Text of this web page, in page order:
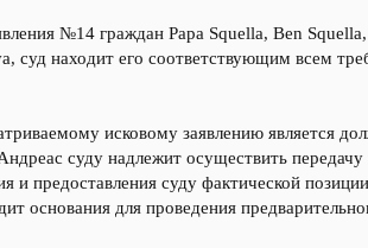
№14 граждан Papa Squella, Ben
суд находит его соответствующим всем
исковому заявлению является
суду надлежит осуществить
и предоставления суду фактической
основания для проведения